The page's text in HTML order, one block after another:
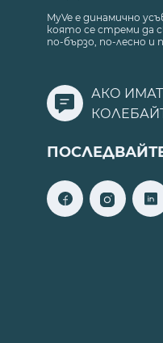
MyVe е динамично
която се стреми да
по-бързо, по-лесно и
АКО